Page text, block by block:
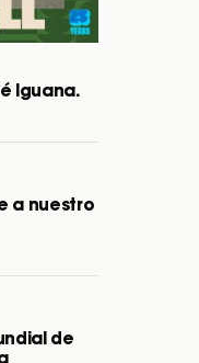
Iguana.
a nuestro
de